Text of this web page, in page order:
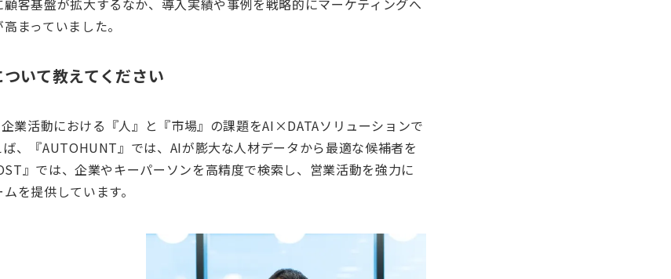
まっていました。
いて教えてください
業活動における『人』と『市場』の課題をAI×DATAソリューションで
、『AUTOHUNT』では、AIが膨大な人材データから最適な候補者を
』では、企業やキーパーソンを高精度で検索し、営業活動を強力に
を提供しています。